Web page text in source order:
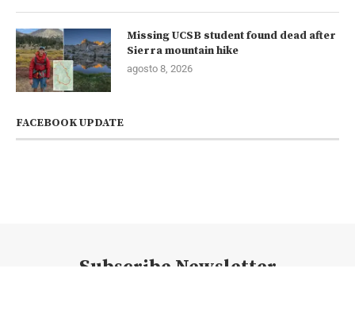
Missing UCSB student found dead after
Sierra mountain hike
agosto 8, 2026
FACEBOOK UPDATE
Subscribe Newsletter